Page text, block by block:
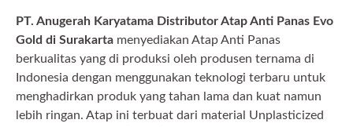
PT. Anugerah Karyatama Distributor Atap Anti Panas Evo
Gold di Surakarta menyediakan Atap Anti Panas
berkualitas yang di produksi oleh produsen ternama di
Indonesia dengan menggunakan teknologi terbaru untuk
menghadirkan produk yang tahan lama dan kuat namun
lebih ringan. Atap ini terbuat dari material Unplasticized